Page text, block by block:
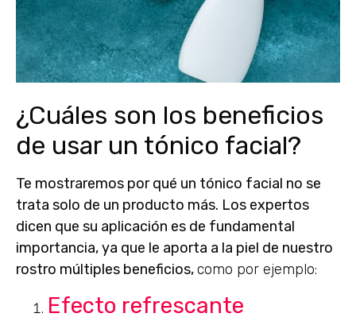
¿Cuáles son los beneficios
de usar un tónico facial?
Te mostraremos por qué un tónico facial no se
trata solo de un producto más. Los expertos
dicen que su aplicación es de fundamental
importancia, ya que le aporta a la piel de nuestro
rostro múltiples beneficios,como por ejemplo:
Efecto refrescante